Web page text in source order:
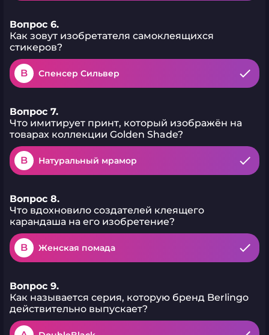
Вопрос 6.
Как зовут изобретателя самоклеящихся
стикеров?
B Спенсер Сильвер
Вопрос 7.
Что имитирует принт, который изображён на
товарах коллекции Golden Shade?
B Натуральный мрамор
Вопрос 8.
Что вдохновило создателей клеящего
карандаша на его изобретение?
B Женская помада
Вопрос 9.
Как называется серия, которую бренд Berlingo
действительно выпускает?